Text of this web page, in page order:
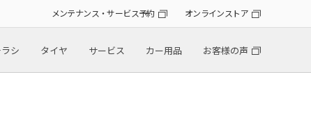
メンテナンス・サービス予約 オンラインストア
シ タイヤ サービス カー用品 お客様の声